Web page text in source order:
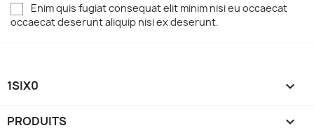
Enim quis fugiat consequat elit minim nisi eu occaecat
occaecat deserunt aliquip nisi ex deserunt.
1SIX0 
PRODUITS 